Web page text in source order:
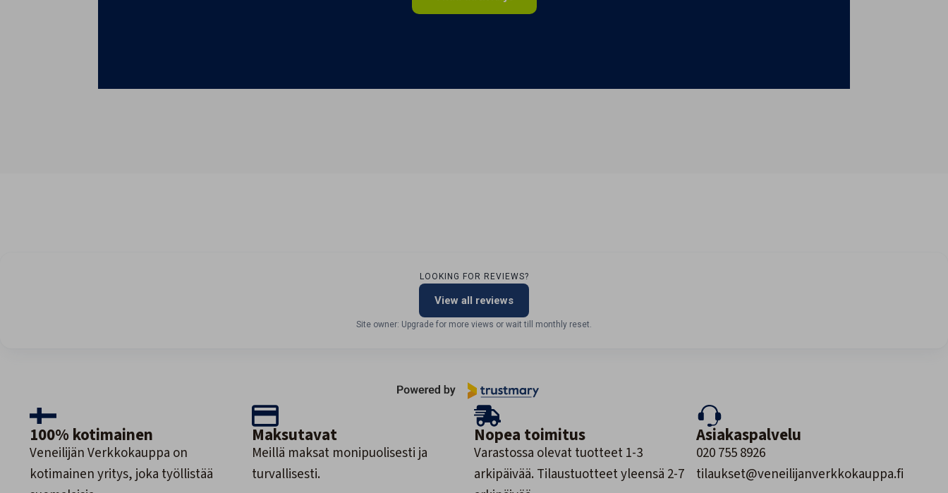
LOOKING FOR REVIEWS?
View all reviews
Site owner: Upgrade for more views or wait till monthly reset.
100% kotimainen
Veneilijän Verkkokauppa on
kotimainen yritys, joka työllistää
Maksutavat
Meillä maksat monipuolisesti ja
turvallisesti.
Nopea toimitus
Varastossa olevat tuotteet 1-3
arkipäivää. Tilaustuotteet yleensä 2-7
Asiakaspalvelu
020 755 8926
tilaukset@veneilijanverkkokauppa.fi